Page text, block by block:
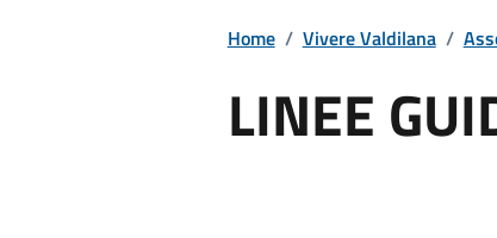
Home / Vivere Valdilana /
LINEE